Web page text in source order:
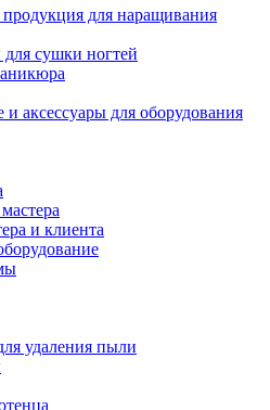
для наращивания
сушки ногтей
аксессуары для оборудования
и клиента
удаления пыли